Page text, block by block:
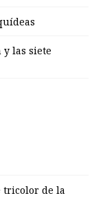
las siete
tricolor de la